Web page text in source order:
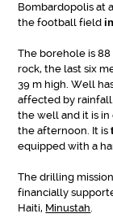
Bombardopolis at
the football field
The borehole is
rock, the last six
39 m high. Well
affected by
the well and it is in
the afternoon. It is
equipped with a
The drilling
financially
Haiti, Minustah.